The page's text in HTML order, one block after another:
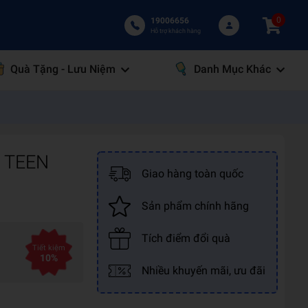
19006656
Hỗ trợ khách hàng
0
Quà Tặng - Lưu Niệm Danh Mục Khác
Tiết kiệm
10%
Giao hàng toàn quốc
Sản phẩm chính hãng
Tích điểm đổi quà
Nhiều khuyến mãi, ưu đãi